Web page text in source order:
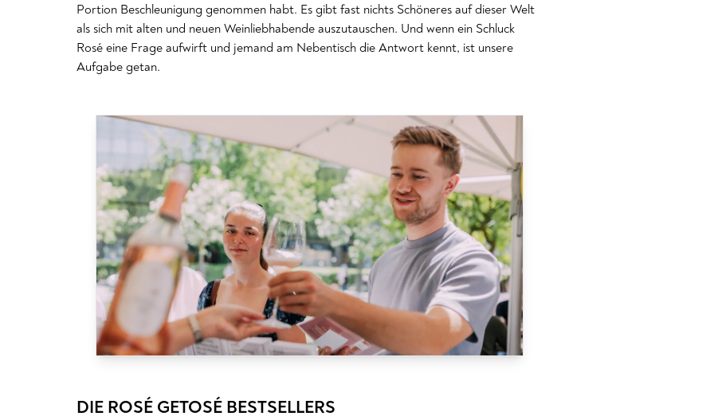
Portion Beschleunigung genommen habt. Es gibt fast nichts Schöneres auf dieser Welt
als sich mit alten und neuen Weinliebhabende auszutauschen. Und wenn ein Schluck
Rosé eine Frage aufwirft und jemand am Nebentisch die Antwort kennt, ist unsere
Aufgabe getan.
DIE ROSÉ GETOSÉ BESTSELLERS